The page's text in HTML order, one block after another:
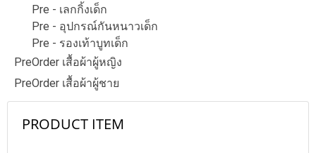
Pre - เลกกิ้งเด็ก
Pre - อุปกรณ์กันหนาวเด็ก
Pre - รองเท้าบูทเด็ก
PreOrder เสื้อผ้าผู้หญิง
PreOrder เสื้อผ้าผู้ชาย
PRODUCT ITEM